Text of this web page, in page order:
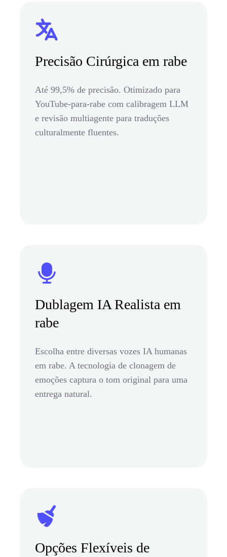
Precisão Cirúrgica em rabe
Até 99,5% de precisão. Otimizado para
YouTube-para-rabe com calibragem LLM
e revisão multiagente para traduções
culturalmente fluentes.
Dublagem IA Realista em
rabe
Escolha entre diversas vozes IA humanas
em rabe. A tecnologia de clonagem de
emoções captura o tom original para uma
entrega natural.
Opções Flexíveis de